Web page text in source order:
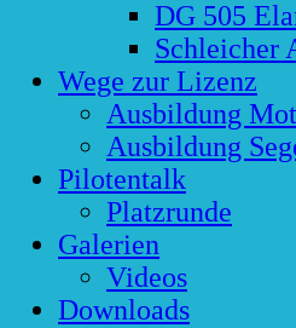
DG 505
Schleicher
Wege zur Lizenz
Ausbildung
Ausbildung
Pilotentalk
Platzrunde
Galerien
Videos
Downloads